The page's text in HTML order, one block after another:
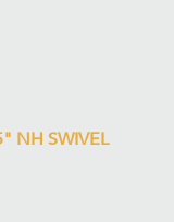
NH SWIVEL